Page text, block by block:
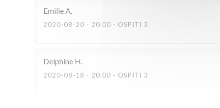
EmilieA
2020-08-20 - 20:00 - OSPITI 3
Delphine H
2020-08-18 - 20:00 - OSPITI 3